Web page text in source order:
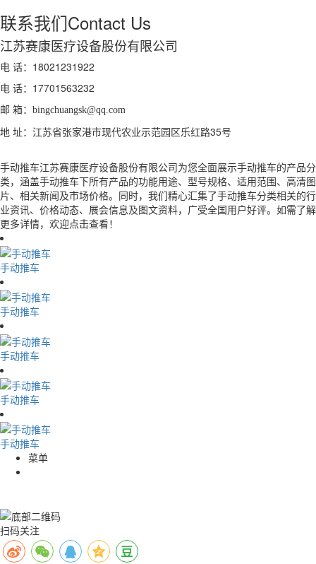
联系我们Contact Us
江苏赛康医疗设备股份有限公司
电 话：18021231922
电 话： 17701563232
邮 箱： bingchuangsk@qq.com
地 址：江苏省张家港市现代农业示范园区乐红路35号
手动推车江苏赛康医疗设备股份有限公司为您全面展示手动推车的产品分
类，涵盖手动推车下所有产品的功能用途、型号规格、适用范围、高清图
片、相关新闻及市场价格。同时，我们精心汇集了手动推车分类相关的行
业资讯、价格动态、展会信息及图文资料，广受全国用户好评。如需了解
更多详情，欢迎点击查看！
手动推车
手动推车
手动推车
手动推车
手动推车
菜单
扫码关注